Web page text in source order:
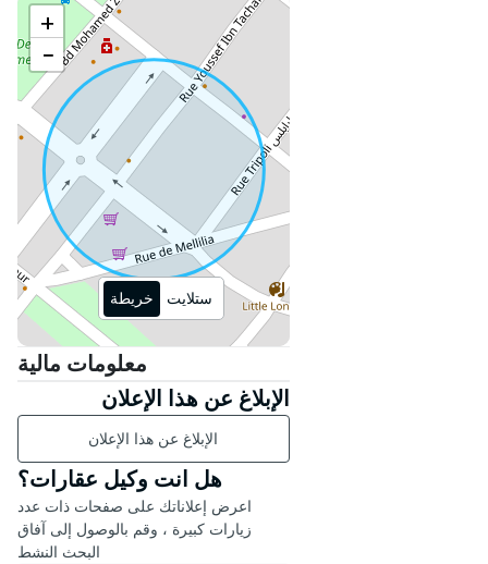
✨ ميزات العقار:
• 🛋️ غرفة معيشة مشرقة مع منطقة
جلوس ومنطقة تناول الطعام
• 🛏️ غرفة نوم واسعة مع تخزين
• 🛁 حمام عصري ووظيفي
• 🧺 مجهزة بغسالة ومجفف
• 🌐 انترنت
• 🚗 موقف سيارات خاص في الإقامة
• 🔐 إقامة آمنة مع وصول محدد
📍 الموقع: حي الحديقة، المحمدية -
قرب المتاجر والمقاهي والمساحات
الخضراء والطرق الرئيسية.
💰 الإيجار الشهري: 6000 درهم
---
📞 مهتم؟ اتصل بنا الآن لترتيب زيارة
واكتشاف منزلك المستقبلي.
+
−
خريطة ستلايت
معلومات مالية
الإبلاغ عن هذا الإعلان
الإبلاغ عن هذا الإعلان
هل انت وكيل عقارات؟
اعرض إعلاناتك على صفحات ذات عدد
زيارات كبيرة ، وقم بالوصول إلى آفاق
البحث النشط